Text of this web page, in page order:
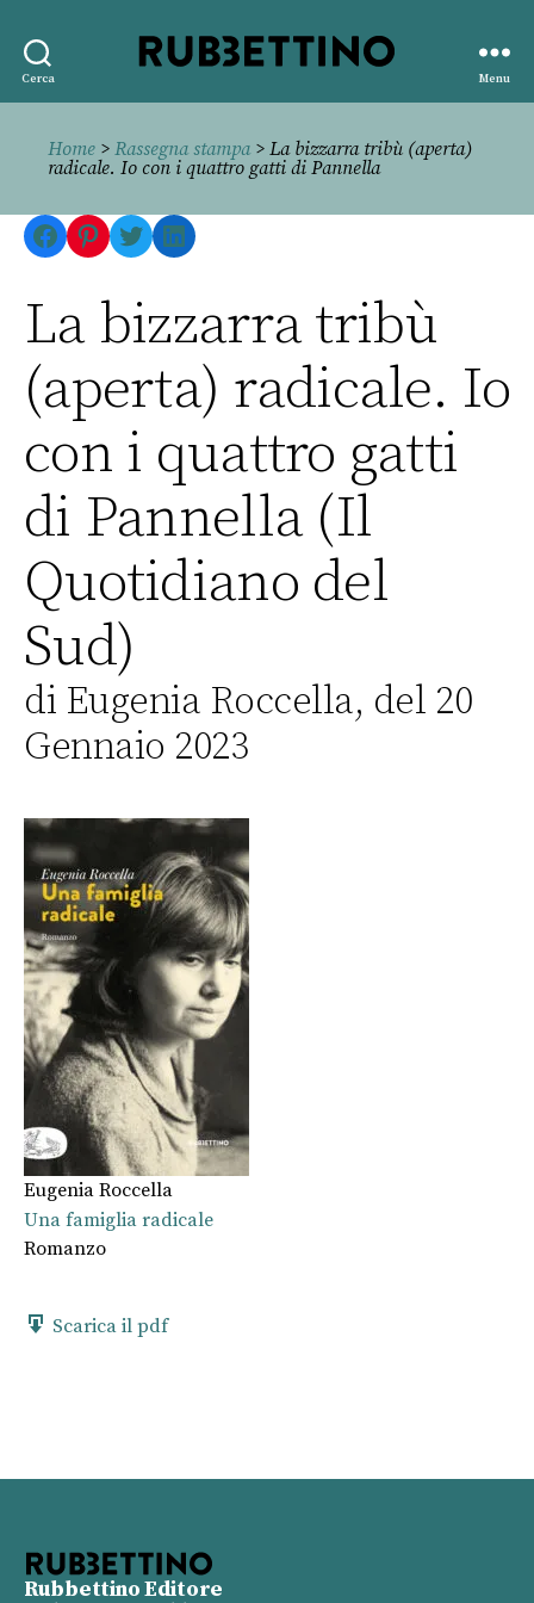
Cerca
editore
Menu
Home > Rassegna stampa> La bizzarra tribù (aperta)
radicale. Io con i quattro gatti di Pannella
Facebook
Pinterest
TwitterLinkedIn
La bizzarra tribù
(aperta) radicale. Io
con i quattro gatti
di Pannella (Il
Quotidiano del
Sud)
di Eugenia Roccella, del 20
Gennaio 2023
Eugenia Roccella
Una famiglia radicale
Romanzo
Scarica il pdf
Rubbettino Editore